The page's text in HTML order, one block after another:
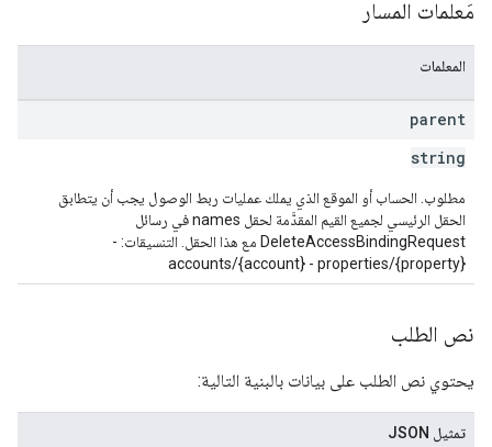
مَعلمات المسار
المعلمات
parent
string
مطلوب. الحساب أو الموقع الذي يملك عمليات ربط الوصول يجب أن يتطابق
الحقل الرئيسي لجميع القيم المقدَّمة لحقل names في رسائل
DeleteAccessBindingRequest مع هذا الحقل. التنسيقات: -
accounts/{account} - properties/{property}
نص الطلب
يحتوي نص الطلب على بيانات بالبنية التالية:
تمثيل JSON